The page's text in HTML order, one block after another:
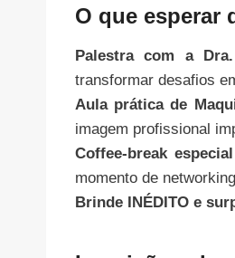
O que esperar
Palestra com a
transformar desafios
Aula prática de
imagem profissional
Coffee-break especial
momento de
Brinde INÉDITO e